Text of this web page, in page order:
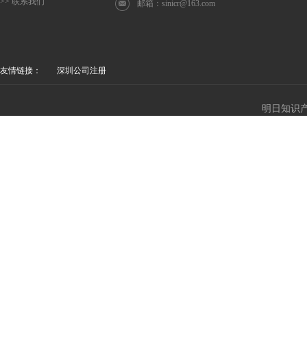
邮箱： sinicr@163.com
友情链接： 深圳公司注册
明日知识